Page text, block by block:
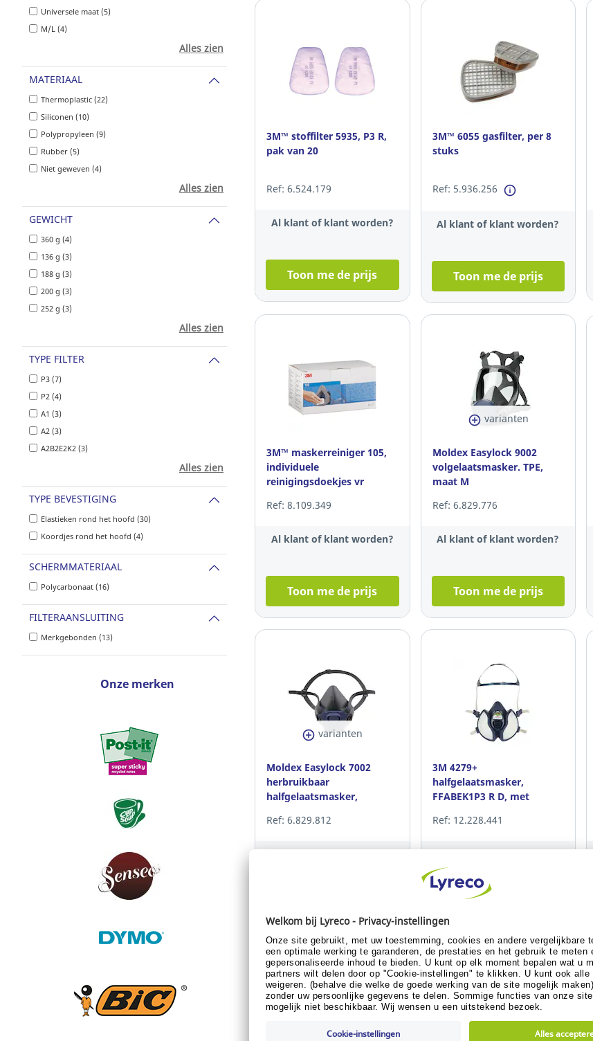
Universele maat (5)
M/L (4)
Alles zien
MATERIAAL
Thermoplastic (22)
Siliconen (10)
Polypropyleen (9)
Rubber (5)
Niet geweven (4)
Alles zien
GEWICHT
360 g (4)
136 g (3)
188 g (3)
200 g (3)
252 g (3)
Alles zien
TYPE FILTER
P3 (7)
P2 (4)
A1 (3)
A2 (3)
A2B2E2K2 (3)
Alles zien
TYPE BEVESTIGING
Elastieken rond het hoofd (30)
Koordjes rond het hoofd (4)
SCHERMMATERIAAL
Polycarbonaat (16)
FILTERAANSLUITING
Merkgebonden (13)
Onze merken
3M™ stoffilter 5935, P3 R,
pak van 20
Ref: 6.524.179
Al klant of klant worden?
Toon me de prijs
3M™ 6055 gasfilter, per 8
stuks
Ref: 5.936.256
Al klant of klant worden?
Toon me de prijs
3M™ maskerreiniger 105,
individuele
reinigingsdoekjes vr
Ref: 8.109.349
Al klant of klant worden?
Toon me de prijs
varianten
Moldex Easylock 9002
volgelaatsmasker. TPE,
maat M
Ref: 6.829.776
Al klant of klant worden?
Toon me de prijs
varianten
Moldex Easylock 7002
herbruikbaar
halfgelaatsmasker,
Ref: 6.829.812
Al klant of klant worden?
3M 4279+
halfgelaatsmasker,
FFABEK1P3 R D, met
filters
Ref: 12.228.441
Al klant of klant worden?